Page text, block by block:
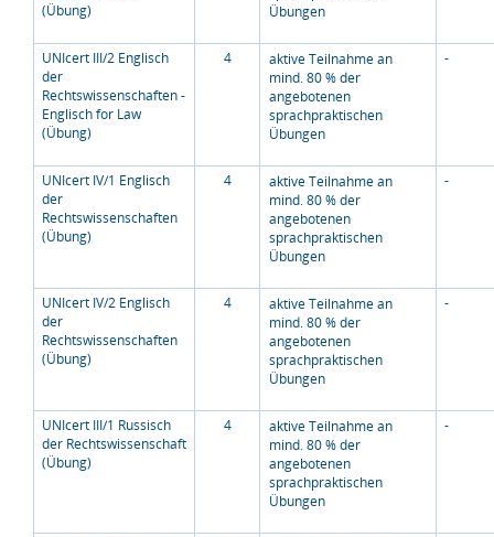
(Übung)
Übungen
UNIcert III/2 Englisch
der
Rechtswissenschaften -
Englisch for Law
(Übung)
4
aktive Teilnahme an
mind. 80 % der
angebotenen
sprachpraktischen
Übungen
-
UNIcert IV/1 Englisch
der
Rechtswissenschaften
(Übung)
4
aktive Teilnahme an
mind. 80 % der
angebotenen
sprachpraktischen
Übungen
-
UNIcert IV/2 Englisch
der
Rechtswissenschaften
(Übung)
4
aktive Teilnahme an
mind. 80 % der
angebotenen
sprachpraktischen
Übungen
-
UNIcert III/1 Russisch
der Rechtswissenschaft
(Übung)
4
aktive Teilnahme an
mind. 80 % der
angebotenen
sprachpraktischen
Übungen
-